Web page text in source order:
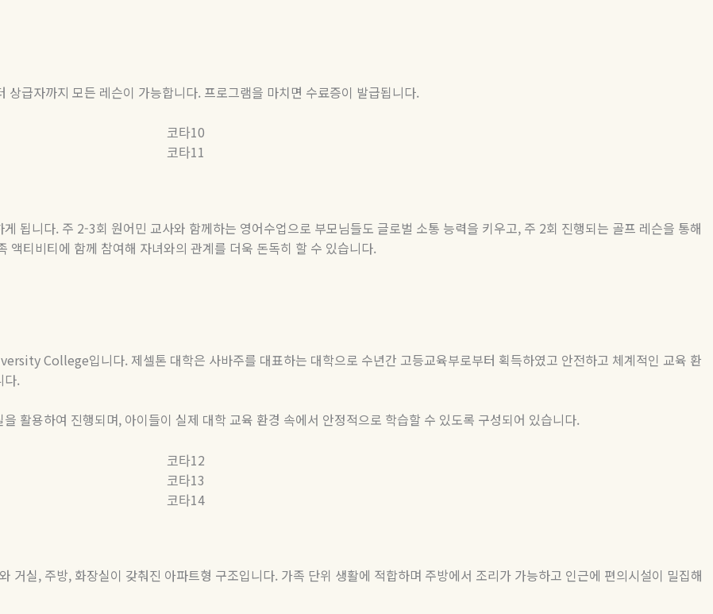
상급자까지 모든 레슨이 가능합니다. 프로그램을 마치면 수료증이 발급됩니다.
게 됩니다. 주 2-3회 원어민 교사와 함께하는 영어수업으로 부모님들도 글로벌 소통 능력을 키우고, 주 2회 진행되는 골프 레슨을 통해
액티비티에 함께 참여해 자녀와의 관계를 더욱 돈독히 할 수 있습니다.
College입니다. 제셀톤 대학은 사바주를 대표하는 대학으로 수년간 고등교육부로부터 획득하였고 안전하고 체계적인 교육 환
다.
활용하여 진행되며, 아이들이 실제 대학 교육 환경 속에서 안정적으로 학습할 수 있도록 구성되어 있습니다.
거실, 주방, 화장실이 갖춰진 아파트형 구조입니다. 가족 단위 생활에 적합하며 주방에서 조리가 가능하고 인근에 편의시설이 밀집해